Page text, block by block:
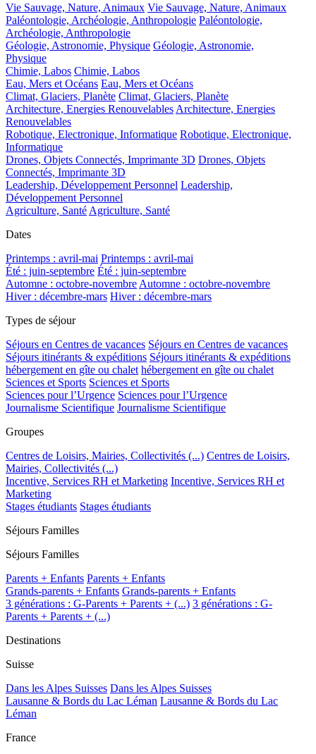
Vie Sauvage, Nature, Animaux Vie Sauvage, Nature, Animaux
Paléontologie, Archéologie, Anthropologie Paléontologie,
Archéologie, Anthropologie
Géologie, Astronomie, Physique Géologie, Astronomie,
Physique
Chimie, Labos Chimie, Labos
Eau, Mers et Océans Eau, Mers et Océans
Climat, Glaciers, Planète Climat, Glaciers, Planète
Architecture, Energies Renouvelables Architecture, Energies
Renouvelables
Robotique, Electronique, Informatique Robotique, Electronique,
Informatique
Drones, Objets Connectés, Imprimante 3D Drones, Objets
Connectés, Imprimante 3D
Leadership, Développement Personnel Leadership,
Développement Personnel
Agriculture, Santé Agriculture, Santé
Dates
Printemps : avril-mai Printemps : avril-mai
Été : juin-septembre Été : juin-septembre
Automne : octobre-novembre Automne : octobre-novembre
Hiver : décembre-mars Hiver : décembre-mars
Types de séjour
Séjours en Centres de vacances Séjours en Centres de vacances
Séjours itinérants & expéditions Séjours itinérants & expéditions
hébergement en gîte ou chalet hébergement en gîte ou chalet
Sciences et Sports Sciences et Sports
Sciences pour l’Urgence Sciences pour l’Urgence
Journalisme Scientifique Journalisme Scientifique
Groupes
Centres de Loisirs, Mairies, Collectivités (...) Centres de Loisirs,
Mairies, Collectivités (...)
Incentive, Services RH et Marketing Incentive, Services RH et
Marketing
Stages étudiants Stages étudiants
Séjours Familles
Séjours Familles
Parents + Enfants Parents + Enfants
Grands-parents + Enfants Grands-parents + Enfants
3 générations : G-Parents + Parents + (...) 3 générations : G-
Parents + Parents + (...)
Destinations
Suisse
Dans les Alpes Suisses Dans les Alpes Suisses
Lausanne & Bords du Lac Léman Lausanne & Bords du Lac
Léman
France